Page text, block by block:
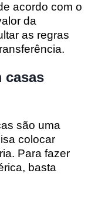
acordo com o
da
as regras
casas
são uma
colocar
Para fazer
basta